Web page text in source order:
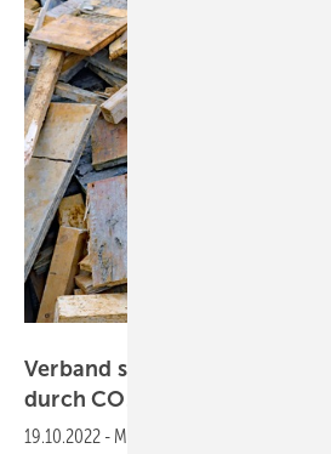
Verband sieht
durchCO2-Preis
19.10.2022 - Mit Blick auf die weiteren